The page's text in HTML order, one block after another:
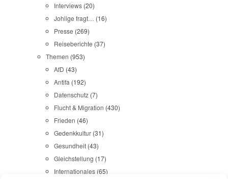
Interviews (20)
Johlige fragt… (16)
Presse (269)
Reiseberichte (37)
Themen (953)
AfD (43)
Antifa (192)
Datenschutz (7)
Flucht & Migration (430)
Frieden (46)
Gedenkkultur (31)
Gesundheit (43)
Gleichstellung (17)
Internationales (65)